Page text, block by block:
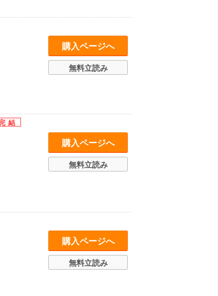
購入ページへ
無料立読み
購入ページへ
無料立読み
購入ページへ
無料立読み